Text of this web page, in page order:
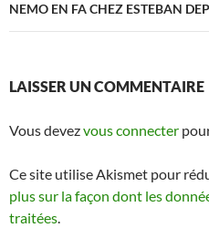
NEMO EN FA CHEZ ESTEBAN
LAISSER UN COMMENTAIRE
Vous devezvous connecter
Ce site utilise Akismet pour
plus sur la façon dont les
traitées.